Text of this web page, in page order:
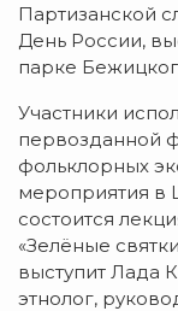
Партизанской
День России,
парке
Участники
первозданной
фольклорных
мероприятия в
состоится
«Зелёные
выступит Лада
этнолог,